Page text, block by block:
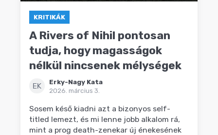
KRITIKÁK
A Rivers of Nihil pontosan
tudja, hogy magasságok
nélkül nincsenek mélységek
EK
Erky-Nagy Kata
2026. március 3.
Sosem késő kiadni azt a bizonyos self-
titled lemezt, és mi lenne jobb alkalom rá,
mint a prog death-zenekar új énekesének